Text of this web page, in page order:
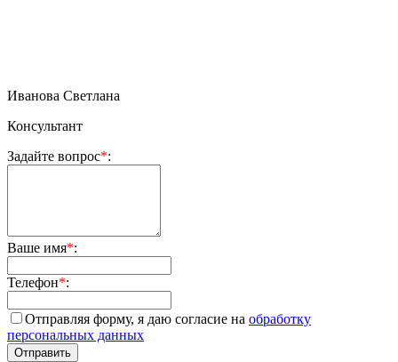
Иванова Светлана
Консультант
Задайте вопрос*:
Ваше имя*:
Телефон*:
Отправляя форму, я даю согласие на обработку
персональных данных